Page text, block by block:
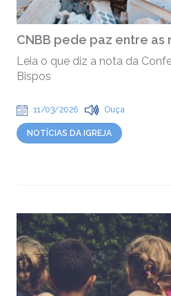
CNBB pede paz entre
Leia o que diz a nota da
Bispos
11/03/2026 Ouça
NOTÍCIAS DA IGREJA